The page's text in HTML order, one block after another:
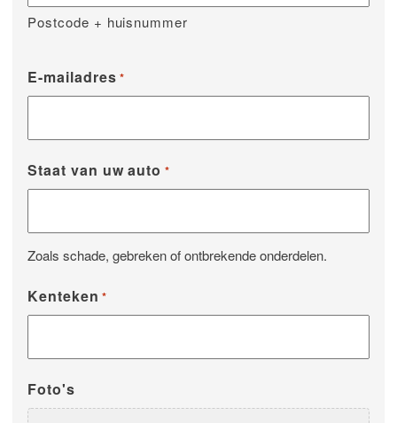
Postcode + huisnummer
E-mailadres *
Staat van uw auto *
Zoals schade, gebreken of ontbrekende onderdelen.
Kenteken *
Foto's